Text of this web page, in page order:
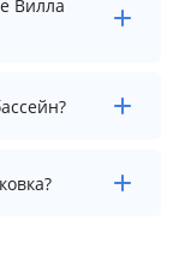
нужные
Вилла